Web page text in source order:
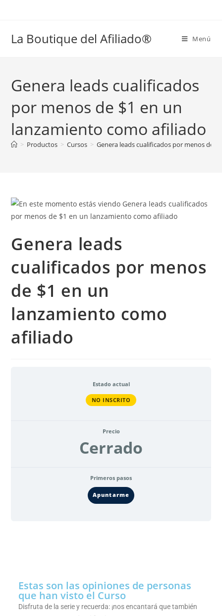
La Boutique del Afiliado® Menú
Genera leads cualificados
por menos de $1 en un
lanzamiento como afiliado
> Productos > Cursos > Genera leads cualificados por menos de
Genera leads
cualificados por menos
de $1 en un
lanzamiento como
afiliado
Estado actual
NO INSCRITO
Precio
Cerrado
Primeros pasos
Apuntarme
Estas son las opiniones de personas
que han visto el Curso
Disfruta de la serie y recuerda: ¡nos encantará que también